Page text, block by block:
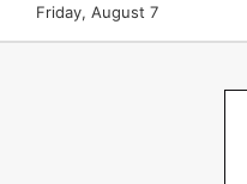
Friday, August 7